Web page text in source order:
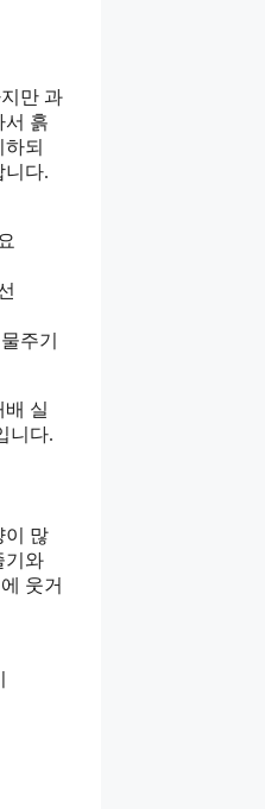
만 과
서 흙
되
니다.
주기
배 실
니다.
이 많
기와
웃거